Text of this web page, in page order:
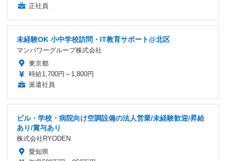
正社員
未経験OK 小中学校訪問・IT教育サポート@北区
マンパワーグループ株式会社
東京都
時給1,700円～1,800円
派遣社員
ビル・学校・病院向け空調設備の法人営業/未経験歓迎/昇給
あり/賞与あり
株式会社RYODEN
愛知県